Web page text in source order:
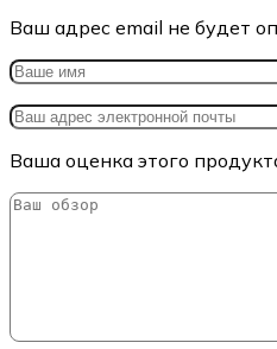
Ваш адрес email не будет
Ваша оценка этого